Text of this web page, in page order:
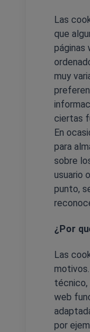
Las
que
páginas
muy
ciertas
En
para
sobre
usuario
punto,
¿Por
Las
técnico,
web
por